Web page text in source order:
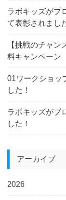
ラボキッズがプ
て表彰されまし
【挑戦のチャ
料キャンペーン
01ワークショッ
した！
ラボキッズがブ
した！
アーカイブ
2026